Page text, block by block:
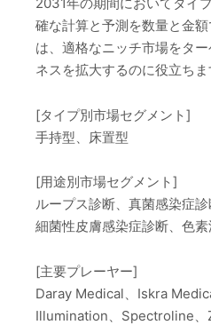
確な計算と予測を数量と金
は、適格なニッチ市場をタ
ネスを拡大するのに役立ちま
[タイプ別市場セグメント]
手持型、床置型
[用途別市場セグメント]
ループス診断、真菌感染症診
細菌性皮膚感染症診断、色
[主要プレーヤー]
Daray Medical、Iskra
Illumination、Spectroline